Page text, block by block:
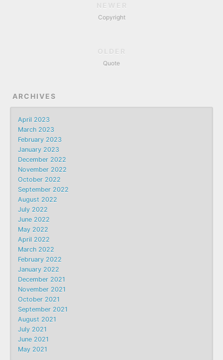
NEWER
Copyright
OLDER
Quote
ARCHIVES
April 2023
March 2023
February 2023
January 2023
December 2022
November 2022
October 2022
September 2022
August 2022
July 2022
June 2022
May 2022
April 2022
March 2022
February 2022
January 2022
December 2021
November 2021
October 2021
September 2021
August 2021
July 2021
June 2021
May 2021